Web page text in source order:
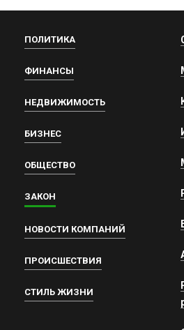
ПОЛИТИКА
ФИНАНСЫ
НЕДВИЖИМОСТЬ
БИЗНЕС
ОБЩЕСТВО
ЗАКОН
НОВОСТИ КОМПАНИЙ
ПРОИСШЕСТВИЯ
СТИЛЬ ЖИЗНИ